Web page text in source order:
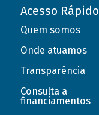
Acesso Rápido
Quem somos
Onde atuamos
Transparência
Consulta a
financiamentos